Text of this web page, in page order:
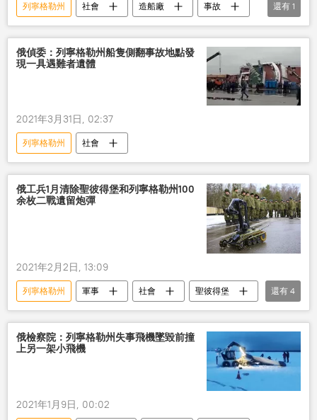
列寧格勒州 社會 造船廠
事故
俄羅斯
還有 1
俄偵委：列寧格勒州船隻側翻事故地點發
現一具遇難者遺體
2021年3月31日, 02:37
列寧格勒州 社會
俄工兵1月清除聖彼得堡和列寧格勒州100
余枚二戰遺留炮彈
2021年2月2日, 13:09
列寧格勒州 軍事 社會
聖彼得堡
俄西部軍區
炮彈
排雷
俄羅斯
還有 4
俄檢察院：列寧格勒州失事飛機墜毀前撞
上另一架小飛機
2021年1月9日, 00:02